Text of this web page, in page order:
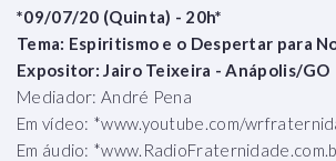
*09/07/20 (Quinta) - 20h*
Tema: Espiritismo e o Despertar para
Expositor: Jairo Teixeira - Anápolis/GO
Mediador: André Pena
Em vídeo: *www.youtube.com/
Em áudio: